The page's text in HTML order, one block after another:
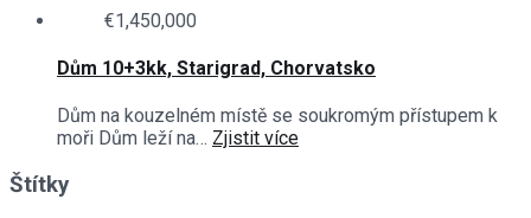
€1,450,000
Dům 10+3kk, Starigrad, Chorvatsko
Dům na kouzelném místě se soukromým přístupem k
moři Dům leží na… Zjistit více
Štítky